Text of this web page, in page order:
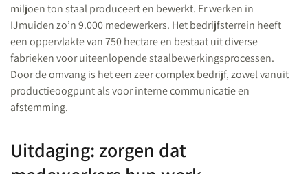
miljoen ton staal produceert en bewerkt. Er werken in
IJmuiden zo’n 9.000 medewerkers. Het bedrijfsterrein heeft
een oppervlakte van 750 hectare en bestaat uit diverse
fabrieken voor uiteenlopende staalbewerkingsprocessen.
Door de omvang is het een zeer complex bedrijf, zowel vanuit
productieoogpunt als voor interne communicatie en
afstemming.
Uitdaging: zorgen dat